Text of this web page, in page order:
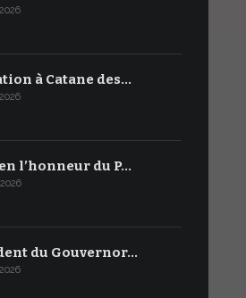
à Catane des…
l’honneur du P…
du Gouvernor…